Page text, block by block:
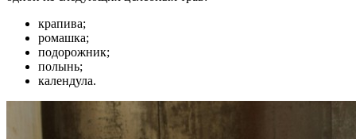
крапива;
ромашка;
подорожник;
полынь;
календула.